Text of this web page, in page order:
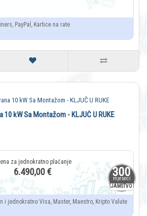
PayPal, Kartice na rate
300
mjeseci
JAMSTVO
10 kW Sa Montažom - KLJUČ U RUKE
6.490,00 €
i jednokratno Visa, Master, Maestro, Kripto Valute